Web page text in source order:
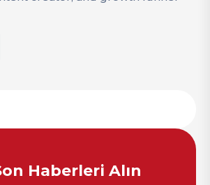
Haberleri Alın